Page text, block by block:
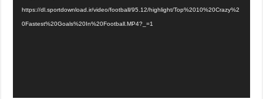
https://dl.sportdownload.ir/video/football/95.12/highlight/Top%2010%20Crazy%2
0Fastest%20Goals%20In%20Football.MP4?_=1